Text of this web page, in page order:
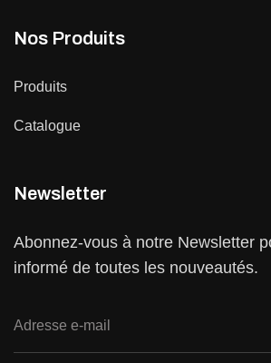
Nos Produits
Produits
Catalogue
Newsletter
Abonnez-vous à notre Newsletter
informé de toutes les nouveautés.